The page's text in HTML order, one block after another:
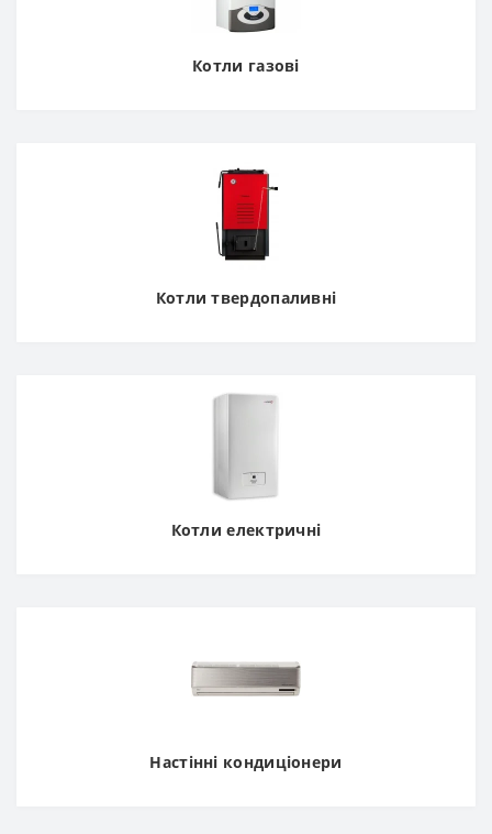
Котли газові
Котли твердопаливні
Котли електричні
Настінні кондиціонери